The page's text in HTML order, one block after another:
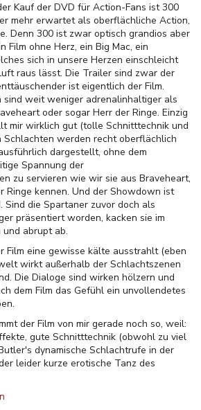
Kauf der DVD für Action-Fans ist 300
mehr erwartet als oberflächliche Action,
Denn 300 ist zwar optisch grandios aber
Film ohne Herz, ein Big Mac, ein
sich in unsere Herzen einschleicht
raus lässt. Die Trailer sind zwar der
ist eigentlich der Film.
sind weit weniger adrenalinhaltiger als
oder sogar Herr der Ringe. Einzig
mir wirklich gut (tolle Schnitttechnik und
Schlachten werden recht oberflächlich
dargestellt, ohne dem
Spannung der
zu servieren wie wir sie aus Braveheart,
Ringe kennen. Und der Showdown ist
Sind die Spartaner zuvor doch als
präsentiert worden, kacken sie im
abrupt ab.
Film eine gewisse kälte ausstrahlt (eben
wirkt außerhalb der Schlachtszenen
Die Dialoge sind wirken hölzern und
dem Film das Gefühl ein unvollendetes
der Film von mir gerade noch so, weil:
gute Schnitttechnik (obwohl zu viel
dynamische Schlachtrufe in der
leider kurze erotische Tanz des